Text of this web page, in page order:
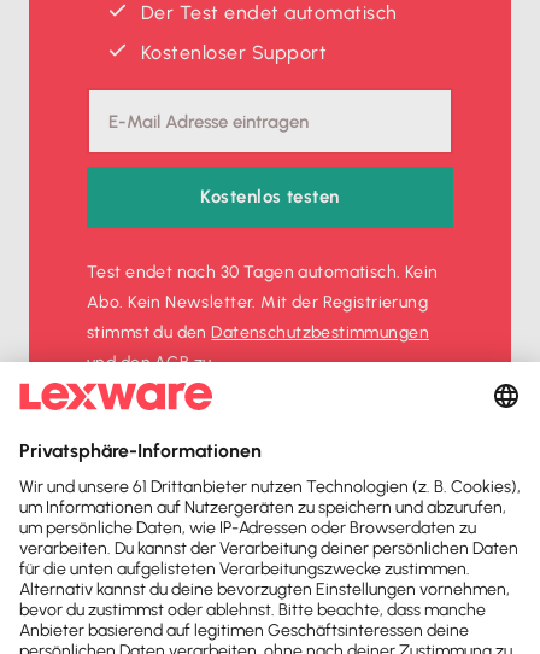
Der Test endet automatisch
Kostenloser Support
Kostenlos testen
Test endet nach 30 Tagen automatisch. Kein
Abo. Kein Newsletter. Mit der Registrierung
stimmst du denDatenschutz­bestimmungen
und denAGBzu.
Newsletter